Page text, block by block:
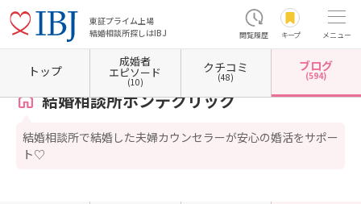
東証プライム上場
結婚相談所探しはIBJ
閲覧履歴 キープ メニュー
ホーム 東京都の結婚相談所 東京都千代田区 東京都千代田区有楽町 結婚相談所ボン
結婚相談所ボンデクリック
結婚相談所で結婚した夫婦カウンセラーが安心の婚活をサポー
ト♡
トップ
成婚者
エピソード
(10)
クチコミ
(48)
ブログ
(594)